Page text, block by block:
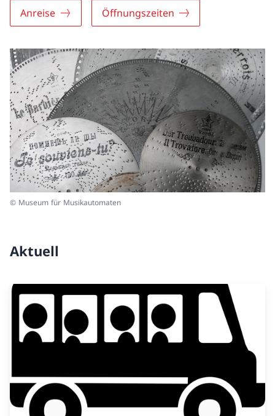
Anreise Öffnungszeiten
© Museum für Musikautomaten
Aktuell